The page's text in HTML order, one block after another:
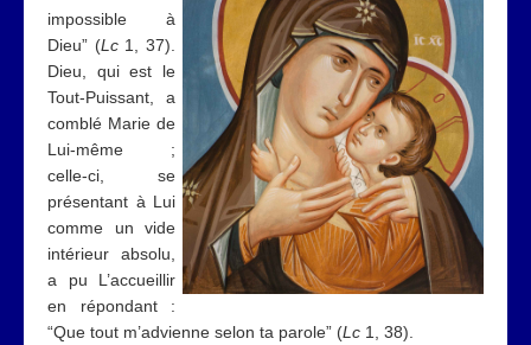
impossible à
Dieu” (Lc1, 37).
Dieu, qui est le
Tout-Puissant, a
comblé Marie de
Lui-même ;
celle-ci, se
présentant à Lui
comme un vide
intérieur absolu,
a pu L’accueillir
en répondant :
“Que tout m’advienne selon ta parole” (Lc 1, 38).